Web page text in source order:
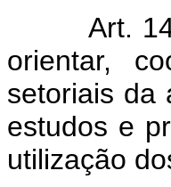
Art. 14.
orientar,
setoriais da
estudos e
utilização